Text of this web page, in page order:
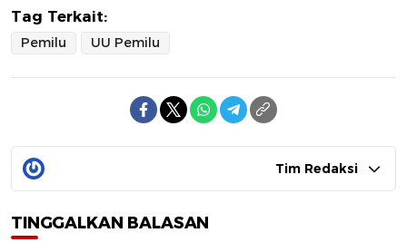
Tag Terkait:
Pemilu UU Pemilu
Tim Redaksi
TINGGALKAN BALASAN